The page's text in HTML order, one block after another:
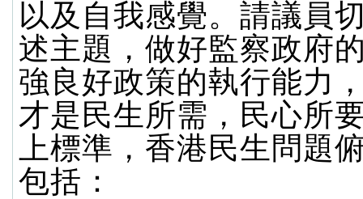
以及自我感覺。請議員
述主題，做好監察政府
強良好政策的執行能力
才是民生所需，民心所
上標準，香港民生問題
包括：